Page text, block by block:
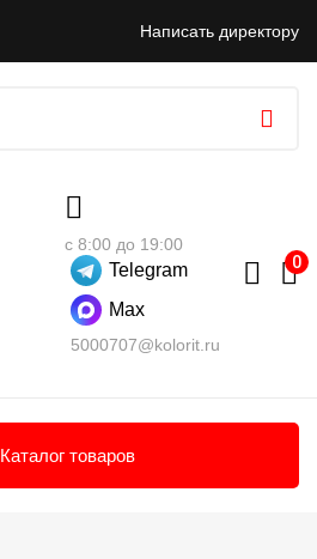
Написать директору
с 8:00 до 19:00
Telegram
Max
5000707@kolorit.ru
Каталог товаров